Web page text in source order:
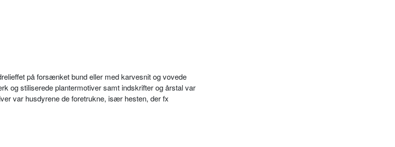
på forsænket bund eller med karvesnit og vovede
og stiliserede plantermotiver samt indskrifter og årstal var
var husdyrene de foretrukne, især hesten, der fx